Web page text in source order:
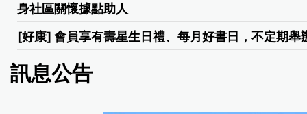
身社區關懷據點助人
[好康] 會員享有壽星生日禮、每月好書日，不定期舉
訊息公告